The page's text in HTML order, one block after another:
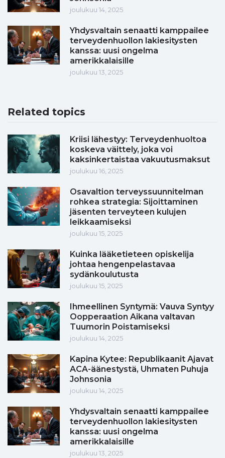
joulukuu 14, 2025
Yhdysvaltain senaatti kamppailee
terveydenhuollon lakiesitysten
kanssa: uusi ongelma
amerikkalaisille
joulukuu 13, 2025
Related topics
Kriisi lähestyy: Terveydenhuoltoa
koskeva väittely, joka voi
kaksinkertaistaa vakuutusmaksut
joulukuu 16, 2025
Osavaltion terveyssuunnitelman
rohkea strategia: Sijoittaminen
jäsenten terveyteen kulujen
leikkaamiseksi
joulukuu 15, 2025
Kuinka lääketieteen opiskelija
johtaa hengenpelastavaa
sydänkoulutusta
joulukuu 15, 2025
Ihmeellinen Syntymä: Vauva Syntyy
Oopperaation Aikana valtavan
Tuumorin Poistamiseksi
joulukuu 14, 2025
Kapina Kytee: Republikaanit Ajavat
ACA-äänestystä, Uhmaten Puhuja
Johnsonia
joulukuu 14, 2025
Yhdysvaltain senaatti kamppailee
terveydenhuollon lakiesitysten
kanssa: uusi ongelma
amerikkalaisille
joulukuu 13, 2025